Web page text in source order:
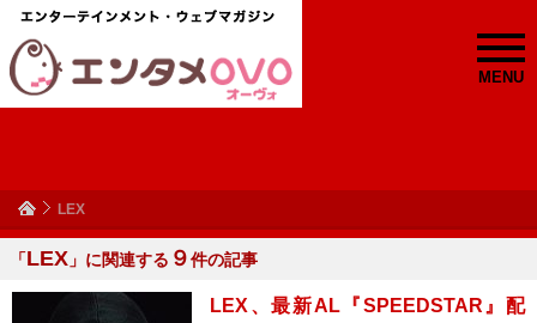
MENU
LEX
「LEX 」に関連する ９件の記事
LEX、最新AL『SPEEDSTAR』配